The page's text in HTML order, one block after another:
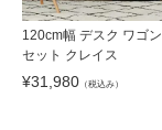
120cm幅 デスク ワゴン
セット クレイス
¥31,980 （税込み）